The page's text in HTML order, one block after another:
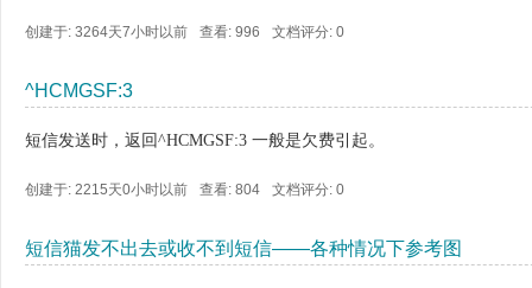
创建于: 3264天7小时以前 查看: 996 文档评分: 0
^HCMGSF:3
短信发送时，返回^HCMGSF:3 一般是欠费引起。
创建于: 2215天0小时以前 查看: 804 文档评分: 0
短信猫发不出去或收不到短信——各种情况下参考图